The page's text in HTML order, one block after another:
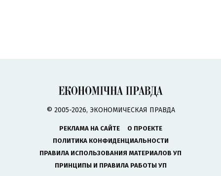
© 2005-2026, ЭКОНОМИЧЕСКАЯ ПРАВДА
РЕКЛАМА НА САЙТЕ
О ПРОЕКТЕ
ПОЛИТИКА КОНФИДЕНЦИАЛЬНОСТИ
ПРАВИЛА ИСПОЛЬЗОВАНИЯ МАТЕРИАЛОВ УП
ПРИНЦИПЫ И ПРАВИЛА РАБОТЫ УП